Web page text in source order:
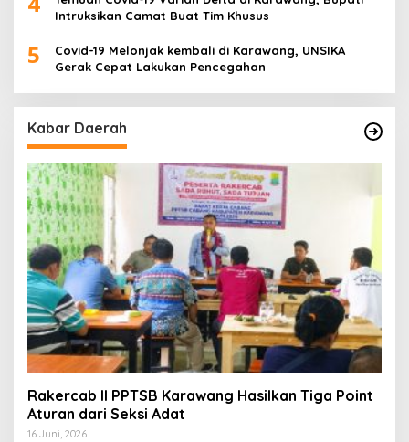
Intruksikan Camat Buat Tim Khusus
5
Covid-19 Melonjak kembali di Karawang, UNSIKA
Gerak Cepat Lakukan Pencegahan
Kabar Daerah
Rakercab II PPTSB Karawang Hasilkan Tiga Point
Aturan dari Seksi Adat
16 Juni, 2026